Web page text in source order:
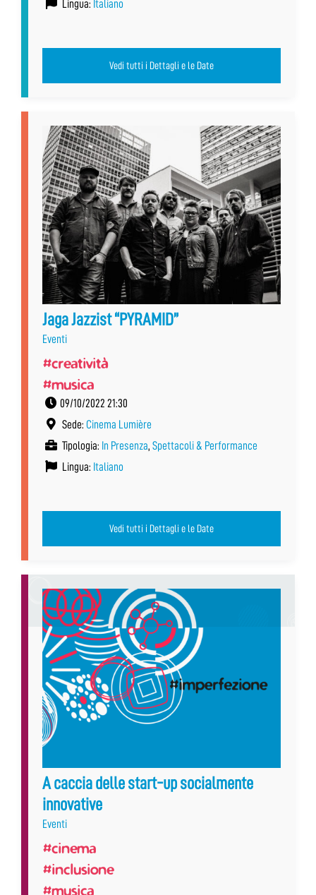
Lingua: Italiano
Vedi tutti i Dettagli e le Date
Jaga Jazzist “PYRAMID”
Eventi
#creatività
#musica
09/10/2022 21:30
Sede: Cinema Lumière
Tipologia: In Presenza, Spettacoli & Performance
Lingua: Italiano
Vedi tutti i Dettagli e le Date
A caccia delle start-up socialmente
innovative
Eventi
#cinema
#inclusione
#musica